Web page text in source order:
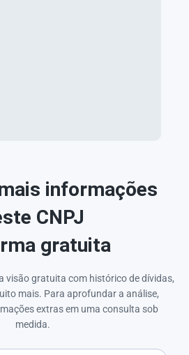
informações
CNPJ
gratuita
visão gratuita com histórico de dívidas,
mais. Para aprofundar a análise,
extras em uma consulta sob
medida.